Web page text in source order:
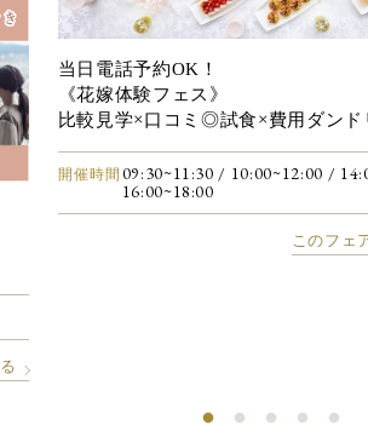
当日電話予約OK！
《花嫁体験フェス》
比較見学×口コミ◎試食×費用ダンド
開催時間 09:30~11:30 / 10:00~12:00 /
16:00~18:00
このフェ